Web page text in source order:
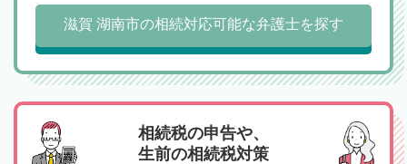
滋賀 湖南市の相続対応可能な弁護士を探す
相続税の申告や、
生前の相続税対策